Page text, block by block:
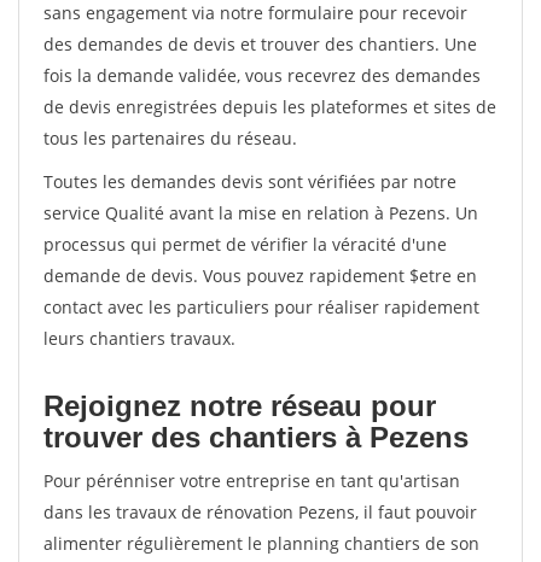
sans engagement via notre formulaire pour recevoir
des demandes de devis et trouver des chantiers. Une
fois la demande validée, vous recevrez des demandes
de devis enregistrées depuis les plateformes et sites de
tous les partenaires du réseau.
Toutes les demandes devis sont vérifiées par notre
service Qualité avant la mise en relation à Pezens. Un
processus qui permet de vérifier la véracité d'une
demande de devis. Vous pouvez rapidement $etre en
contact avec les particuliers pour réaliser rapidement
leurs chantiers travaux.
Rejoignez notre réseau pour
trouver des chantiers à Pezens
Pour pérénniser votre entreprise en tant qu'artisan
dans les travaux de rénovation Pezens, il faut pouvoir
alimenter régulièrement le planning chantiers de son